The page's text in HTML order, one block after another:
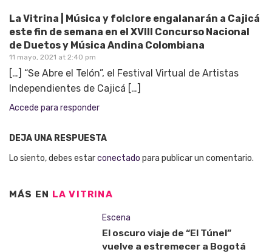
La Vitrina | Música y folclore engalanarán a Cajicá
este fin de semana en el XVIII Concurso Nacional
de Duetos y Música Andina Colombiana
11 mayo, 2021 at 2:40 pm
[…] “Se Abre el Telón”, el Festival Virtual de Artistas
Independientes de Cajicá […]
Accede para responder
DEJA UNA RESPUESTA
Lo siento, debes estarconectado para publicar un comentario.
MÁS EN LA VITRINA
Escena
El oscuro viaje de “El Túnel”
vuelve a estremecer a Bogotá